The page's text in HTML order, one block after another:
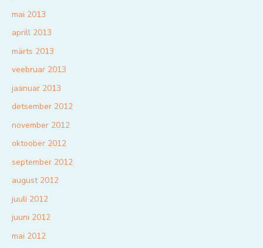
mai 2013
aprill 2013
märts 2013
veebruar 2013
jaanuar 2013
detsember 2012
november 2012
oktoober 2012
september 2012
august 2012
juuli 2012
juuni 2012
mai 2012